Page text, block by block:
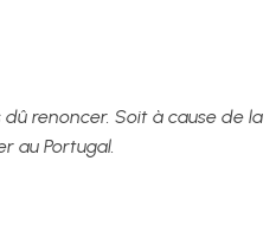
renoncer. Soit à cause de la
au Portugal.